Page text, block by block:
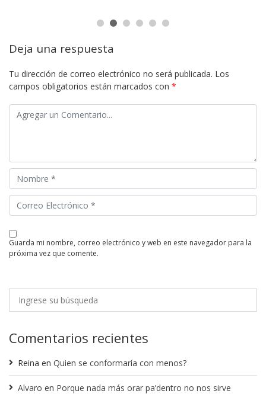
Deja una respuesta
Tu dirección de correo electrónico no será publicada. Los
campos obligatorios están marcados con *
guarda mi nombre, correo electrónico y web en este navegador para la
próxima vez que comente.
Comentarios recientes
Reina en Quien se conformaría con menos?
Alvaro en Porque nada más orar pa’dentro no nos sirve